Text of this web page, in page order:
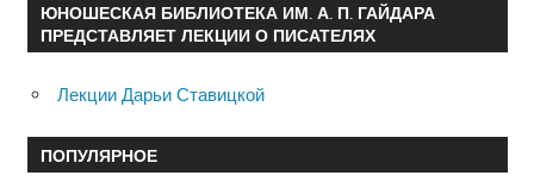
ЮНОШЕСКАЯ БИБЛИОТЕКА ИМ. А. П. ГАЙДАРА
ПРЕДСТАВЛЯЕТ ЛЕКЦИИ О ПИСАТЕЛЯХ
Лекции Дарьи Ставицкой
ПОПУЛЯРНОЕ